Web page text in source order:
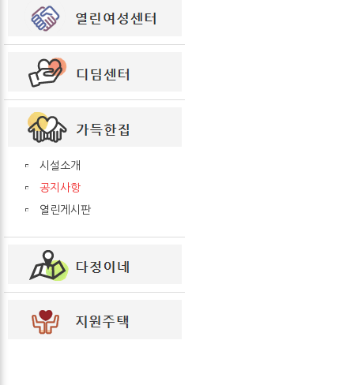
시설소개
공지사항
열린게시판